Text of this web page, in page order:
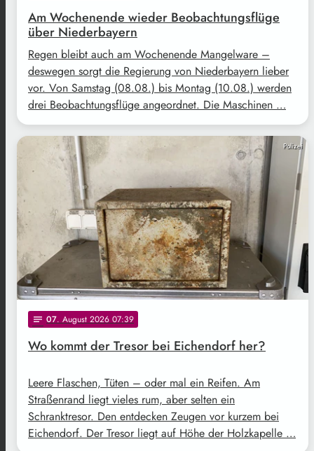
Am Wochenende wieder Beobachtungsflüge
über Niederbayern
Regen bleibt auch am Wochenende Mangelware –
deswegen sorgt die Regierung von Niederbayern lieber
vor. Von Samstag (08.08.) bis Montag (10.08.) werden
drei Beobachtungsflüge angeordnet. Die Maschinen …
Polizei
notes 07. August 2026 07:39
Wo kommt der Tresor bei Eichendorf her?
Leere Flaschen, Tüten – oder mal ein Reifen. Am
Straßenrand liegt vieles rum, aber selten ein
Schranktresor. Den entdecken Zeugen vor kurzem bei
Eichendorf. Der Tresor liegt auf Höhe der Holzkapelle …